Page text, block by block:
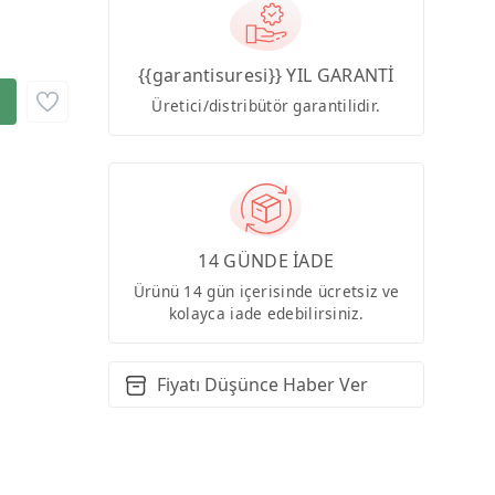
{{garantisuresi}} YIL GARANTİ
Üretici/distribütör garantilidir.
14 GÜNDE İADE
Ürünü 14 gün içerisinde ücretsiz ve
kolayca iade edebilirsiniz.
Fiyatı Düşünce Haber Ver